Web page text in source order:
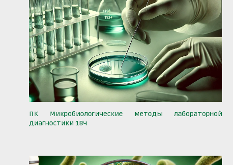
ПК Микробиологические методы лабораторной
диагностики 18ч